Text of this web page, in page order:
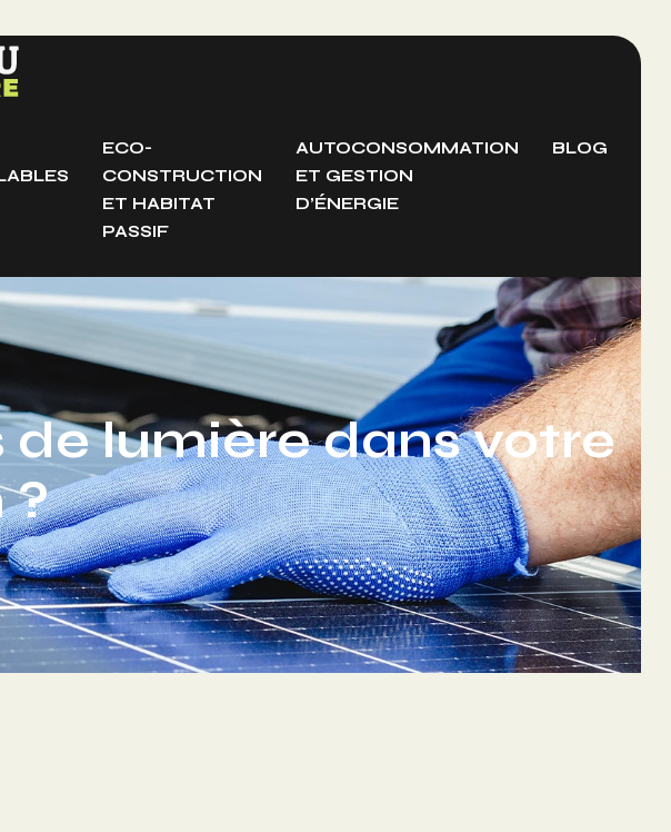
ECO-
CONSTRUCTION
ET HABITAT
PASSIF
AUTOCONSOMMATION
ET GESTION
D’ÉNERGIE
BLOG
lumière dans votre
?